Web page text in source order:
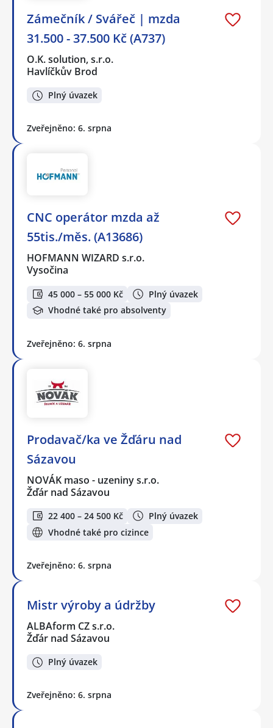
Zámečník / Svářeč | mzda
31.500 - 37.500 Kč (A737)
O.K. solution, s.r.o.
Havlíčkův Brod
Plný úvazek
Zveřejněno: 6. srpna
CNC operátor mzda až
55tis./měs. (A13686)
HOFMANN WIZARD s.r.o.
Vysočina
45 000 – 55 000 Kč
Plný úvazek
Vhodné také pro absolventy
Zveřejněno: 6. srpna
Prodavač/ka ve Žďáru nad
Sázavou
NOVÁK maso - uzeniny s.r.o.
Žďár nad Sázavou
22 400 – 24 500 Kč
Plný úvazek
Vhodné také pro cizince
Zveřejněno: 6. srpna
Mistr výroby a údržby
ALBAform CZ s.r.o.
Žďár nad Sázavou
Plný úvazek
Zveřejněno: 6. srpna